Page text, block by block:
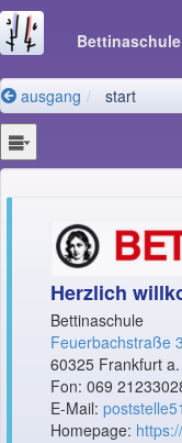
Bettinaschule
ausgang start
Herzlich
Bettinaschule
Feuerbachstraße
60325 Frankfurt
Fon: 069
E-Mail:
Homepage: